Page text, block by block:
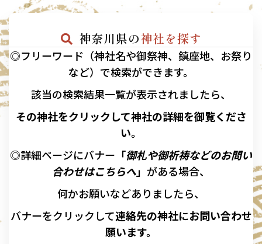
神奈川県の神社を探す
◎フリーワード（神社名や御祭神、鎮座地、お祭り
など）で検索ができます。
該当の検索結果一覧が表示されましたら、
その神社をクリックして神社の詳細を御覧くださ
い。
◎詳細ページにバナー 「御札や御祈祷などのお問い
合わせはこちらへ」 がある場合、
何かお願いなどありましたら、
バナーをクリックして連絡先の神社にお問い合わせ
願います。